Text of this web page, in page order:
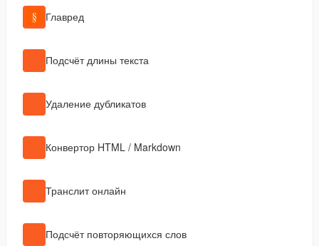
Главред
Подсчёт длины текста
Удаление дубликатов
Конвертор HTML / Markdown
Транслит онлайн
Подсчёт повторяющихся слов